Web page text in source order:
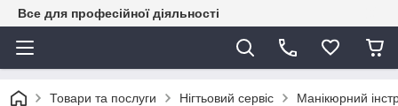
Все для професійної діяльності
Товари та послуги Нігтьовий сервіс Манікюрний